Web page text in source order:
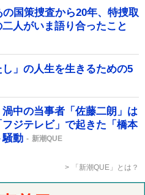
国策捜査から20年、特捜取
人がいま語り合ったこと
」の人生を生きるための5
渦中の当事者「佐藤二朗」は
ジテレビ」で起きた「橋本
騒動
新潮QUE
「新潮QUE」とは？